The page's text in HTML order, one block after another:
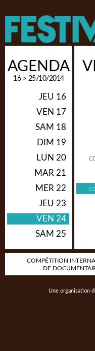
AGENDA
16 > 25/10/2014
JEU 16
VEN 17
SAM 18
DIM 19
LUN 20
MAR 21
MER 22
JEU 23
VEN 24
SAM 25
COMPÉTITION
DE
Une organisation